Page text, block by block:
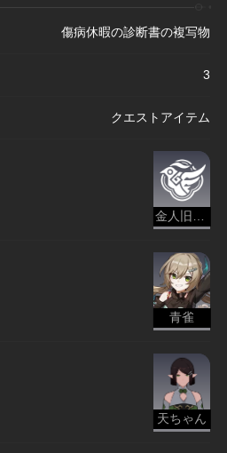
傷病休暇の診断書の複写物
3
クエストアイテム
金人旧巷、市店の喧騒
青雀
天ちゃん